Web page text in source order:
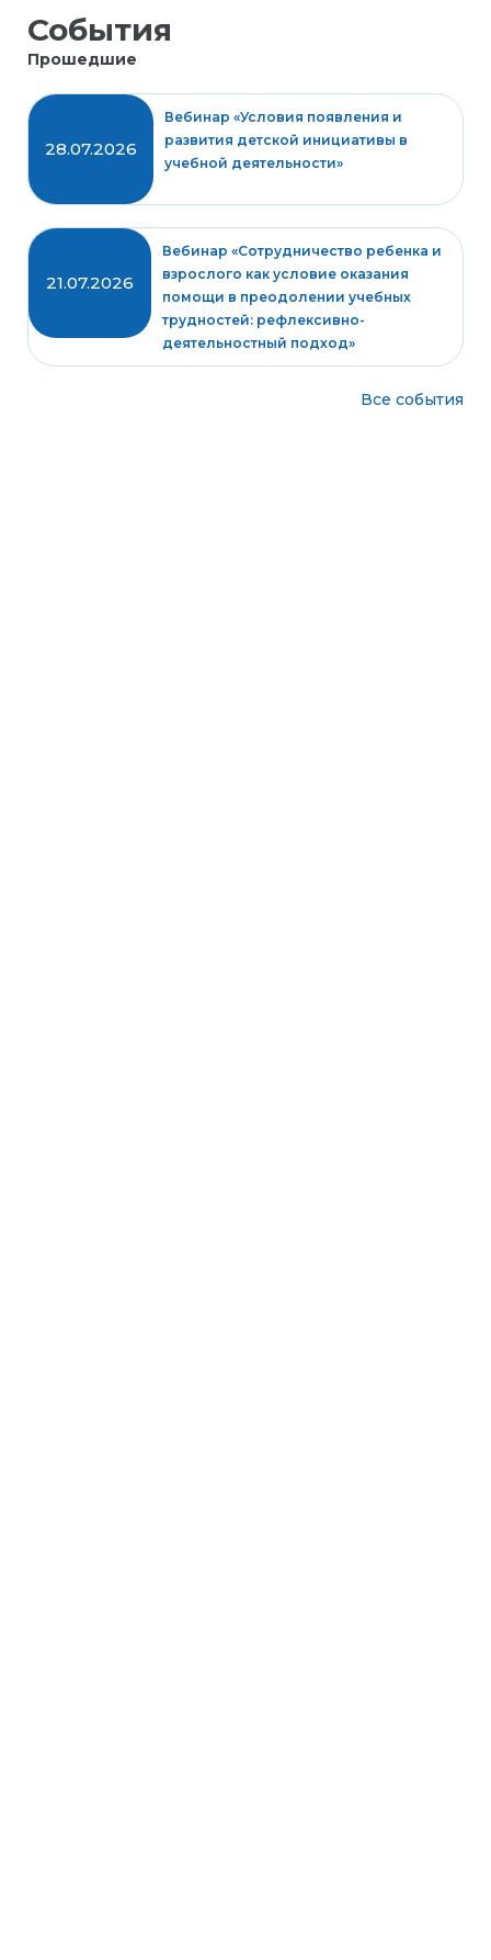
События
Прошедшие
28.07.2026
Вебинар «Условия появления и
развития детской инициативы в
учебной деятельности»
21.07.2026
Вебинар «Сотрудничество ребенка и
взрослого как условие оказания
помощи в преодолении учебных
трудностей: рефлексивно-
деятельностный подход»
Все события